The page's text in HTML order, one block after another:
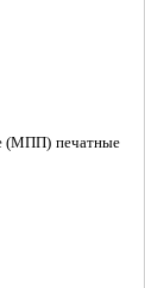
(МПП) печатные